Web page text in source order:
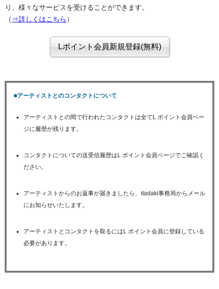
り、様々なサービスを受けることができます。
（ ⇒詳しくはこちら ）
■アーティストとのコンタクトについて
アーティストとの間で行われたコンタクトは全てL ポイント会員ペー
ジに履歴が残ります。
コンタクトについての送受信履歴はL ポイント会員ページでご確認く
ださい。
アーティストからのお返事が届きましたら、itadaki事務局からメール
にお知らせいたします。
アーティストとコンタクトを取るにはL ポイント会員に登録している
必要があります。